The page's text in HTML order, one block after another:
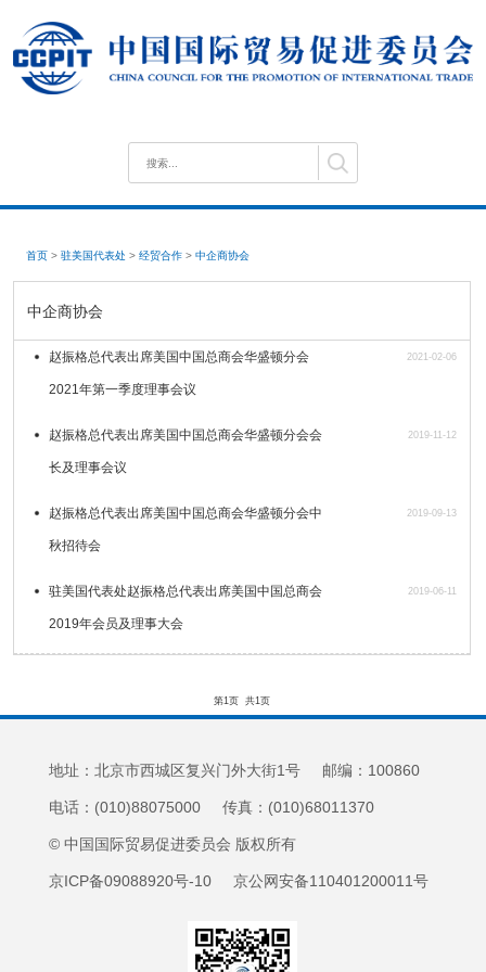
首页 > 驻美国代表处 > 经贸合作 > 中企商协会
中企商协会
赵振格总代表出席美国中国总商会华盛顿分会
2021年第一季度理事会议
2021-02-06
赵振格总代表出席美国中国总商会华盛顿分会会
长及理事会议
2019-11-12
赵振格总代表出席美国中国总商会华盛顿分会中
秋招待会
2019-09-13
驻美国代表处赵振格总代表出席美国中国总商会
2019年会员及理事大会
2019-06-11
第1页 共1页
地址：北京市西城区复兴门外大街1号 邮编：100860
电话：(010)88075000 传真：(010)68011370
© 中国国际贸易促进委员会 版权所有
京ICP备09088920号-10 京公网安备110401200011号